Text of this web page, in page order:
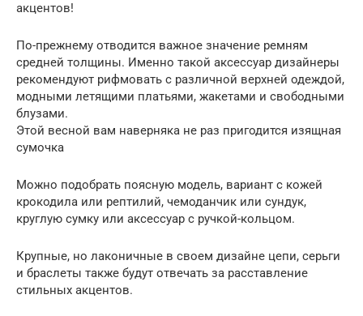
акцентов!
По-прежнему отводится важное значение ремням
средней толщины. Именно такой аксессуар дизайнеры
рекомендуют рифмовать с различной верхней одеждой,
модными летящими платьями, жакетами и свободными
блузами.
Этой весной вам наверняка не раз пригодится изящная
сумочка
Можно подобрать поясную модель, вариант с кожей
крокодила или рептилий, чемоданчик или сундук,
круглую сумку или аксессуар с ручкой-кольцом.
Крупные, но лаконичные в своем дизайне цепи, серьги
и браслеты также будут отвечать за расставление
стильных акцентов.